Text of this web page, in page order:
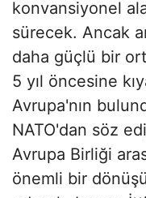
konvansiyonel
sürecek. Ancak
daha güçlü bir
5 yıl öncesine
Avrupa'nın
NATO'dan söz
Avrupa Birliği
önemli bir